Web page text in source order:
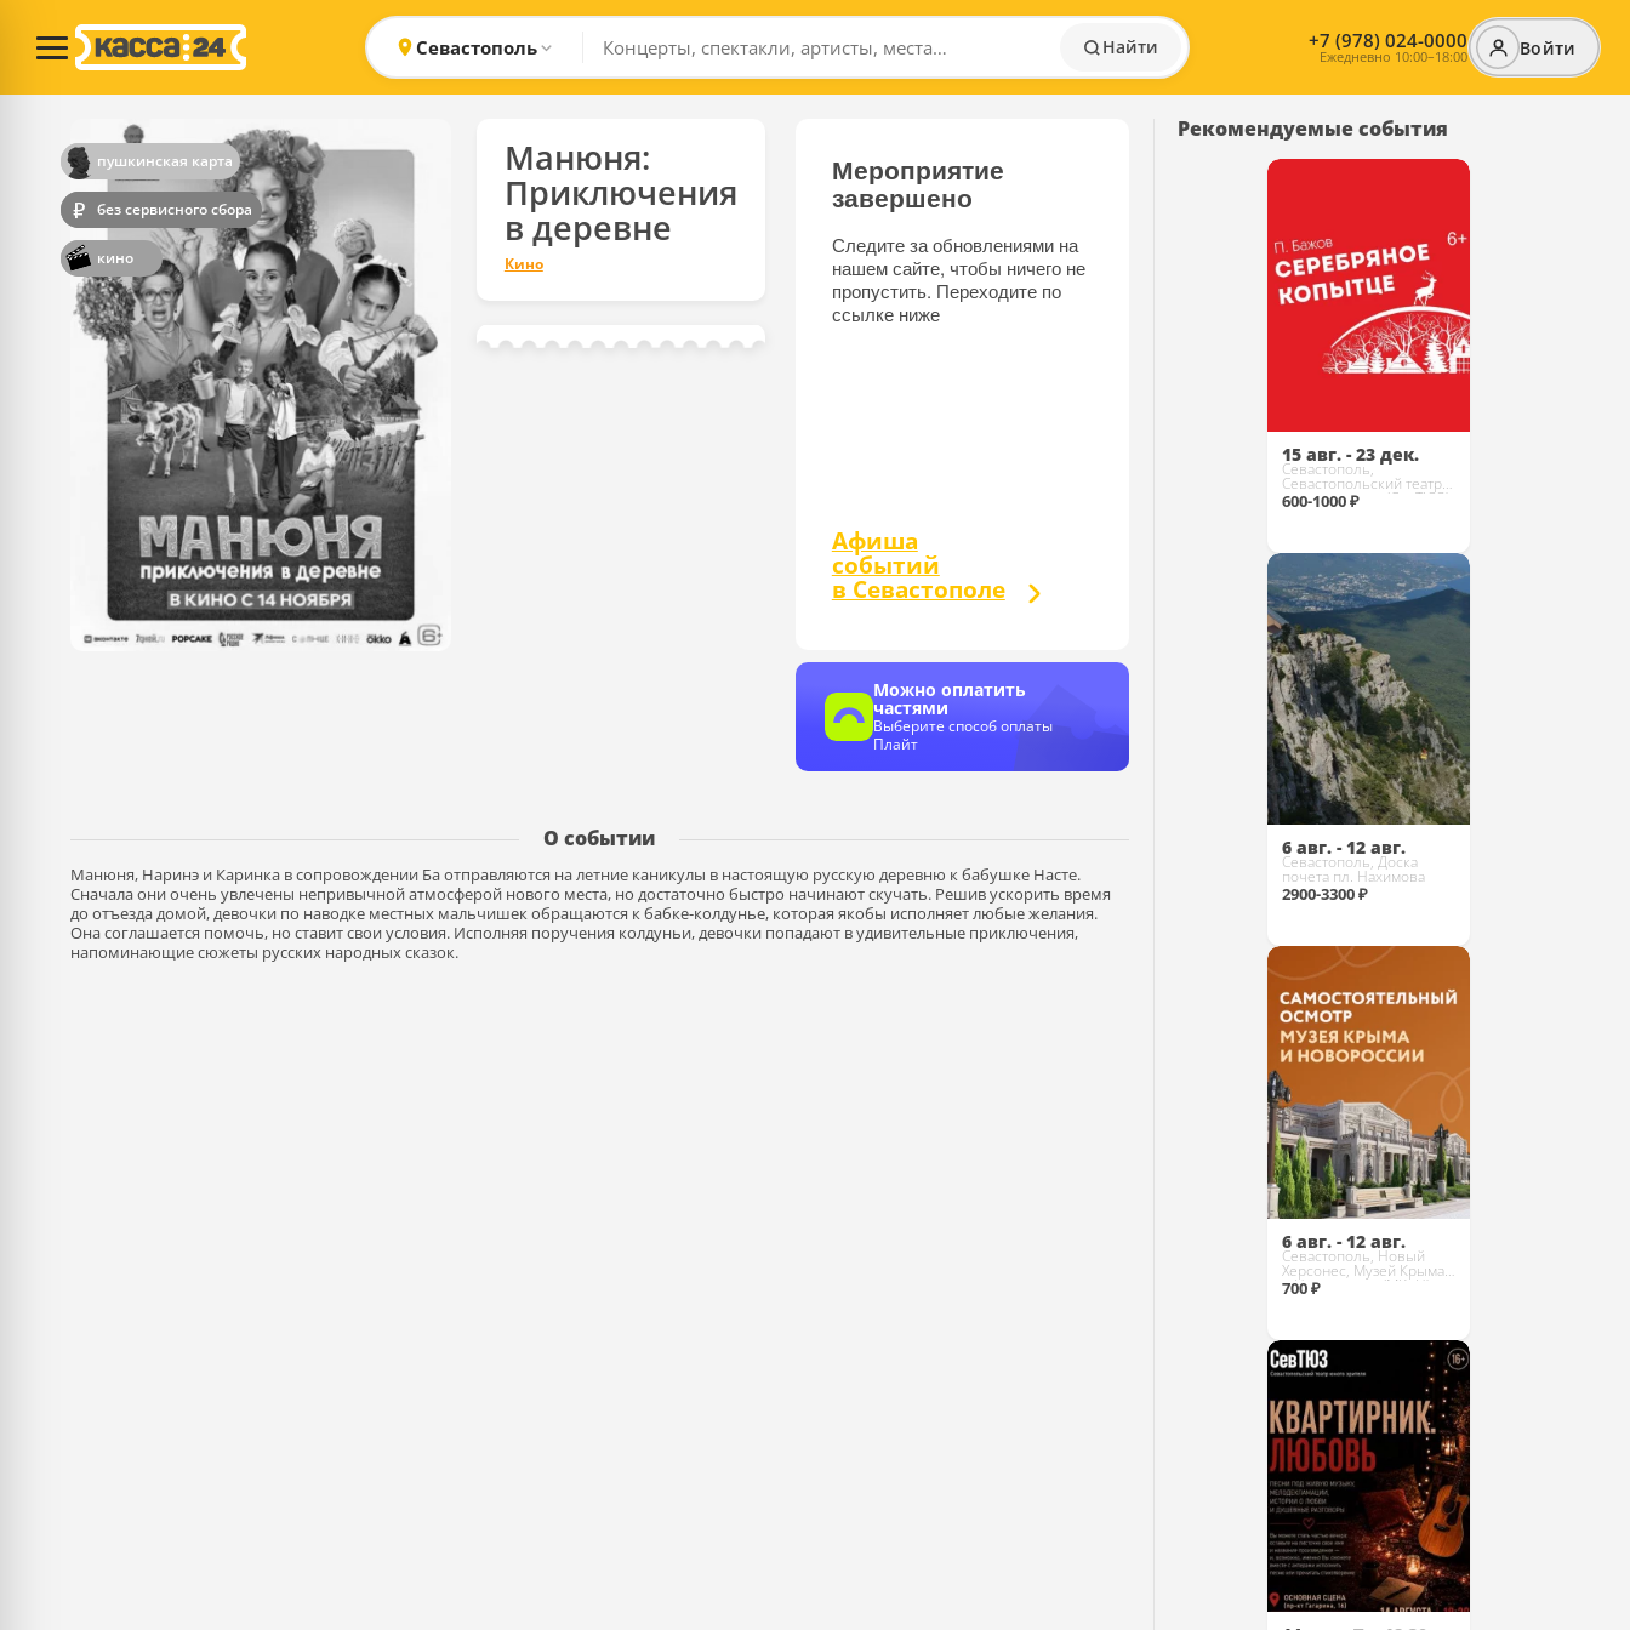
Севастополь Найти +7 (978) 024-0000
Ежедневно 10:00–18:00 Войти
пушкинская карта
без сервисного сбора
кино
Манюня:
Приключения
в деревне
Кино
Мероприятие
завершено
Следите за обновлениями на
нашем сайте, чтобы ничего не
пропустить. Переходите по
ссылке ниже
Афиша
событий
в Севастополе
Можно оплатить
частями
Выберите способ оплаты
Плайт
О событии
Манюня, Наринэ и Каринка в сопровождении Ба отправляются на летние каникулы в настоящую русскую деревню к бабушке Насте.
Сначала они очень увлечены непривычной атмосферой нового места, но достаточно быстро начинают скучать. Решив ускорить время
до отъезда домой, девочки по наводке местных мальчишек обращаются к бабке-колдунье, которая якобы исполняет любые желания.
Она соглашается помочь, но ставит свои условия. Исполняя поручения колдуньи, девочки попадают в удивительные приключения,
напоминающие сюжеты русских народных сказок.
Рекомендуемые события
15 авг. - 23 дек.
Севастополь,
Севастопольский театр
юного зрителя (СевТЮЗ)
600-1000 ₽
Купить
6 авг. - 12 авг.
Севастополь, Доска
почета пл. Нахимова
2900-3300 ₽
Купить
6 авг. - 12 авг.
Севастополь, Новый
Херсонес, Музей Крыма
и Новороссии (МКиН)
700 ₽
Купить